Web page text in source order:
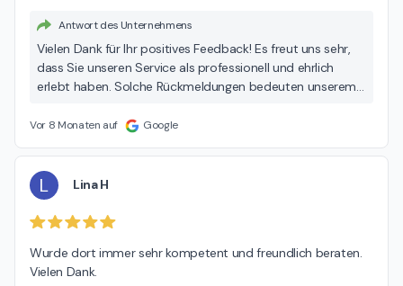
Antwort des Unternehmens
Vielen Dank für Ihr positives Feedback! Es freut uns sehr,
dass Sie unseren Service als professionell und ehrlich
erlebt haben. Solche Rückmeldungen bedeuten unserem
Vor 8 Monaten auf Google
L Lina H
Wurde dort immer sehr kompetent und freundlich beraten.
Vielen Dank.